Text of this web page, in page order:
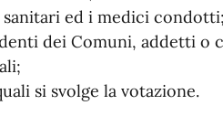
ed i medici condotti;
dei Comuni, addetti o
si svolge la votazione.